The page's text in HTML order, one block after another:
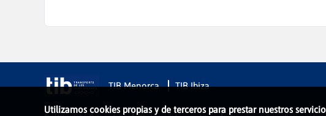
Utilizamos cookies propias y de terceros para prestar nuestros
TIB Menorca TIB Ibiza